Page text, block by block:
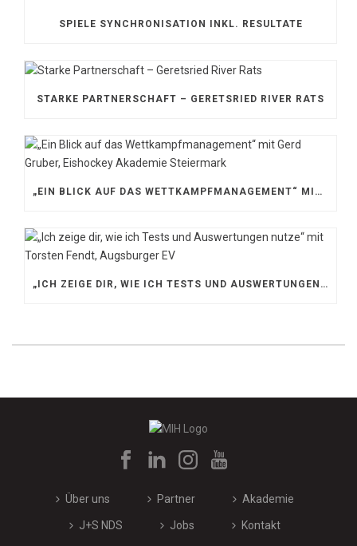
SPIELE SYNCHRONISATION INKL. RESULTATE
STARKE PARTNERSCHAFT – GERETSRIED RIVER RATS
„EIN BLICK AUF DAS WETTKAMPFMANAGEMENT“ MIT GERD GRUBER, EISHOCKEY AKADEMIE STEIERMARK
„ICH ZEIGE DIR, WIE ICH TESTS UND AUSWERTUNGEN NUTZE“ MIT TORSTEN FENDT, AUGSBURGER EV
Über uns Partner Akademie
J+S NDS Jobs Kontakt